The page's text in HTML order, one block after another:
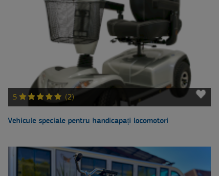
5 (2)
Vehicule speciale pentru handicapați locomotori